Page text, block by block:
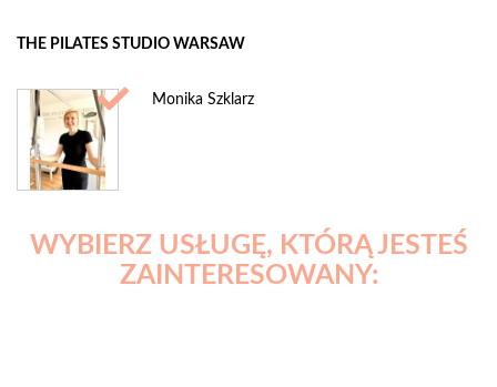
THE PILATES STUDIO WARSAW
Monika Szklarz
WYBIERZ USŁUGĘ, KTÓRĄ JESTEŚ
ZAINTERESOWANY: